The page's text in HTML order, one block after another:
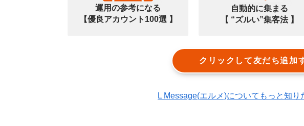
運用の参考になる
【優良アカウント100選 】
自動的に集まる
【 “ズルい”集客法 】
クリックして友だち追加
L Message(エルメ)についてもっと知り